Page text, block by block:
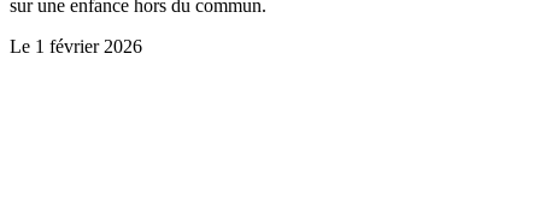
sur une enfance hors du commun.
Le 1 février 2026